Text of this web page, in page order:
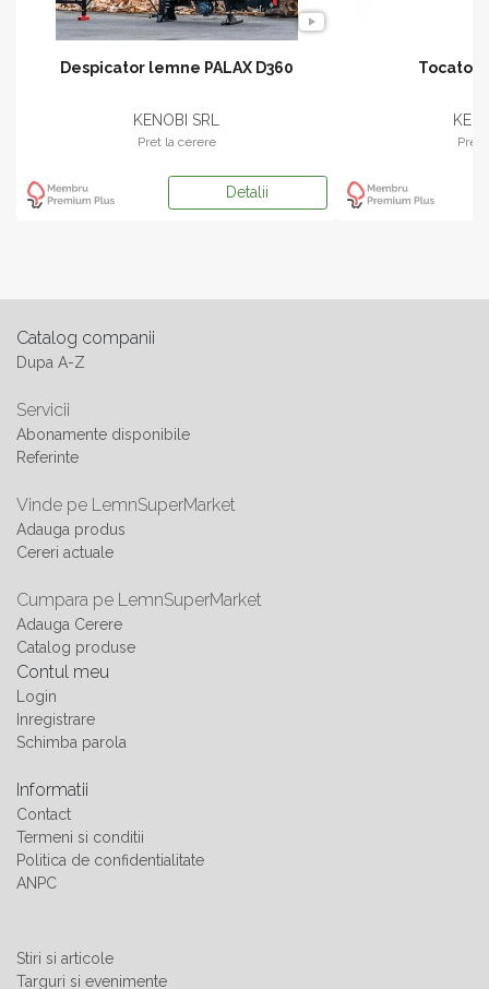
Tocator lemn 500EB
KENOBI SRL
Pret la cerere
Detalii
Tocator
Catalog companii
Dupa A-Z
Servicii
Abonamente disponibile
Referinte
Vinde pe LemnSuperMarket
Adauga produs
Cereri actuale
Cumpara pe LemnSuperMarket
Adauga Cerere
Catalog produse
Contul meu
Login
Inregistrare
Schimba parola
Informatii
Contact
Termeni si conditii
Politica de confidentialitate
ANPC
Stiri si articole
Targuri si evenimente